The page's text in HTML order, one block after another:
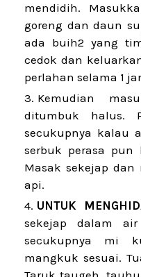
mendidih.
goreng dan daun
ada buih2 yang
cedok dan
perlahan selama 1
Kemudian
ditumbuk halus.
secukupnya kalau
serbuk perasa pun
Masak sekejap
api.
UNTUK
sekejap dalam
secukupnya mi
mangkuk sesuai.